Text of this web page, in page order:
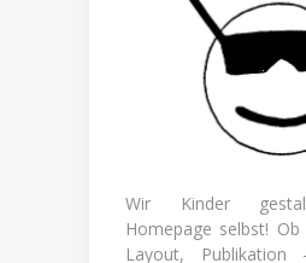
Wir Kinder
Homepage selbst!
Layout,